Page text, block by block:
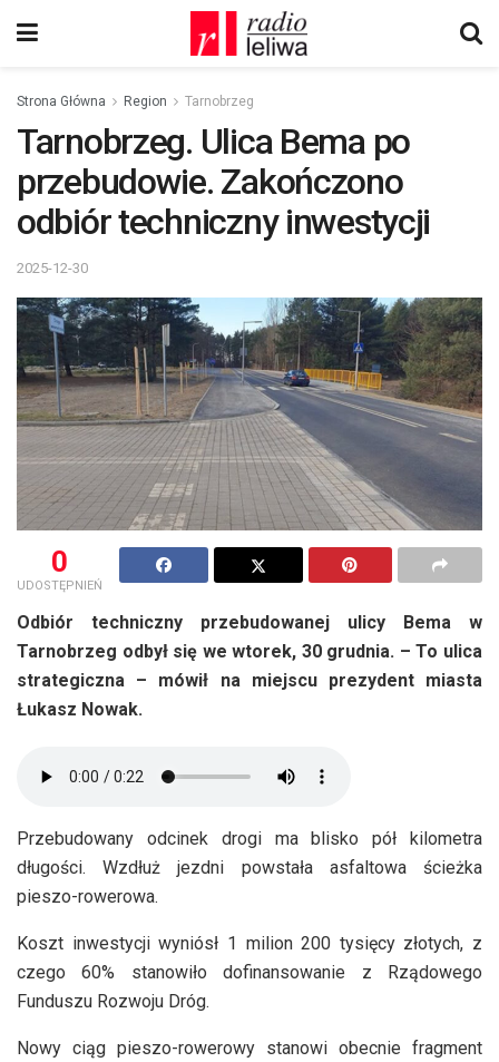
Strona Główna Region Tarnobrzeg
Tarnobrzeg. Ulica Bema po
przebudowie. Zakończono
odbiór techniczny inwestycji
2025-12-30
0
UDOSTĘPNIEŃ
Odbiór techniczny przebudowanej ulicy Bema w
Tarnobrzeg odbył się we wtorek, 30 grudnia. – To ulica
strategiczna – mówił na miejscu prezydent miasta
Łukasz Nowak.
Przebudowany odcinek drogi ma blisko pół kilometra
długości. Wzdłuż jezdni powstała asfaltowa ścieżka
pieszo-rowerowa.
Koszt inwestycji wyniósł 1 milion 200 tysięcy złotych, z
czego 60% stanowiło dofinansowanie z Rządowego
Funduszu Rozwoju Dróg.
Nowy ciąg pieszo-rowerowy stanowi obecnie fragment